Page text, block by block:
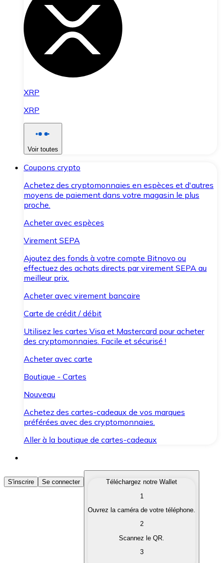
XRP
XRP
Voir toutes
Coupons crypto
Achetez des cryptomonnaies en espèces et d'autres
moyens de paiement dans votre magasin le plus
proche.
Acheter avec espèces
Virement SEPA
Ajoutez des fonds à votre compte Bitnovo ou
effectuez des achats directs par virement SEPA au
meilleur prix.
Acheter avec virement bancaire
Carte de crédit / débit
Utilisez les cartes Visa et Mastercard pour acheter
des cryptomonnaies. Facile et sécurisé !
Acheter avec carte
Boutique - Cartes
Nouveau
Achetez des cartes-cadeaux de vos marques
préférées avec des cryptomonnaies.
Aller à la boutique de cartes-cadeaux
Acheter des Cryptomonnaies
Achetez les cryptomonnaies qui vous intéressent
Convertissez vos cryptomonnaies en monnaie
S'inscrire Se connecter
Téléchargez notre Wallet
1
Ouvrez la caméra de votre téléphone.
2
Scannez le QR.
3